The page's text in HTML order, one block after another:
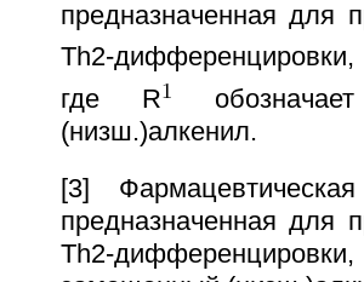
предназначенная для
Тh2-
где R1
(низш.)алкенил.
[3]
предназначенная для
Тh2-